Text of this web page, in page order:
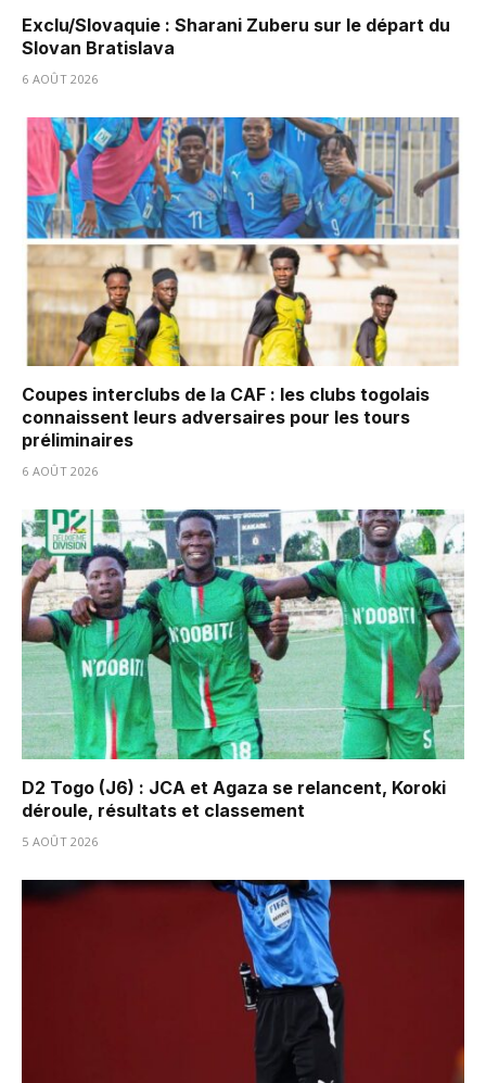
Exclu/Slovaquie : Sharani Zuberu sur le départ du
Slovan Bratislava
6 AOÛT 2026
Coupes interclubs de la CAF : les clubs togolais
connaissent leurs adversaires pour les tours
préliminaires
6 AOÛT 2026
D2 Togo (J6) : JCA et Agaza se relancent, Koroki
déroule, résultats et classement
5 AOÛT 2026